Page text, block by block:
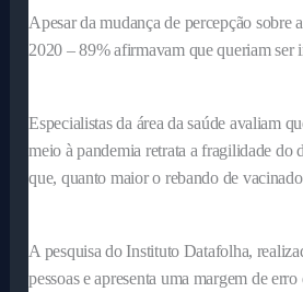
Apesar da mudança de percepção
2020 – 89% afirmavam que queriam
Especialistas da área da saúde avaliam
meio à pandemia retrata a fragilidade do
que, quanto maior o rebando de
A pesquisa do Instituto Datafolha,
pessoas e apresenta uma margem de